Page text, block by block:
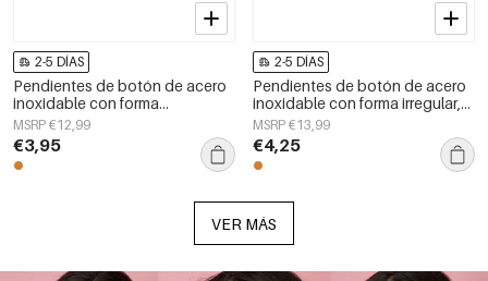
2-5 DÍAS
Pendientes de botón de acero
inoxidable con forma
geométrica, sencillos, de la
serie Daily Simple, joyería para
mujer.
MSRP €12,99
€3,95
2-5 DÍAS
Pendientes de botón de acero
inoxidable con forma irregular,
sencillos, de la serie Daily
Simple, joyería para mujer.
MSRP €13,99
€4,25
VER MÁS